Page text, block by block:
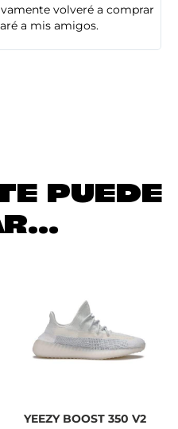
volveré a comprar
a mis amigos.
PUEDE
YEEZY BOOST 350 V2